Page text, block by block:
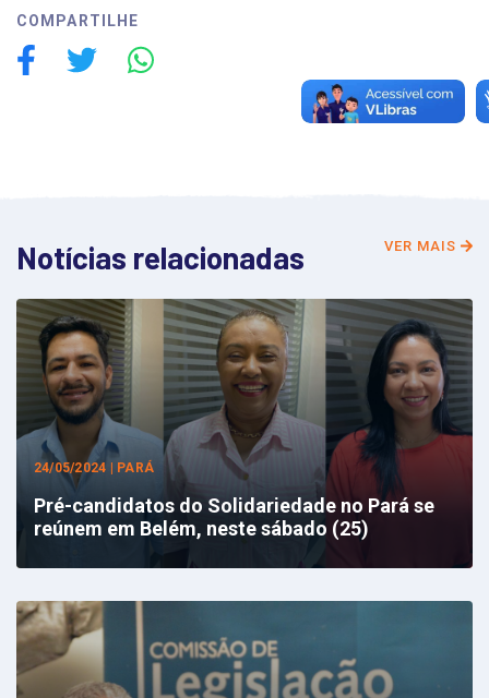
COMPARTILHE
Notícias relacionadas VER MAIS
24/05/2024 | PARÁ
Pré-candidatos do Solidariedade no Pará se
reúnem em Belém, neste sábado (25)